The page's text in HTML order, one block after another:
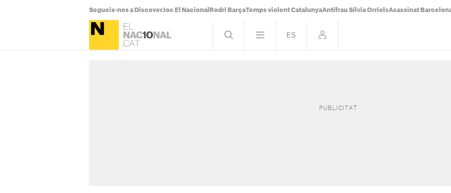
Segueix-nos a DiscoverJoc El Nacional Rodri BarçaTemps violent CatalunyaAntifrau Sílvia OrriolsAsassinat